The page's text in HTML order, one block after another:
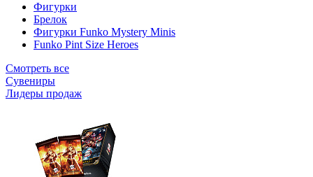
Фигурки
Брелок
Фигурки Funko Mystery Minis
Funko Pint Size Heroes
Смотреть все
Сувениры
Лидеры продаж